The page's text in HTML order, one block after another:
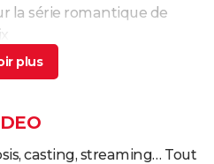
la série romantique de
casting, bande-
casting, streaming… Tout